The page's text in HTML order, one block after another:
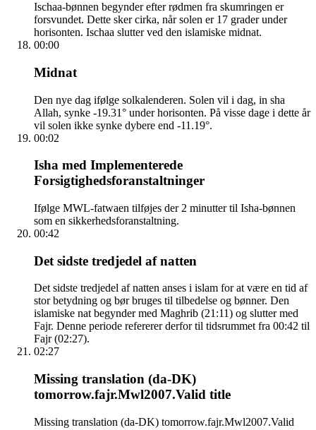
Ischaa-bønnen begynder efter rødmen fra skumringen er
forsvundet. Dette sker cirka, når solen er 17 grader under
horisonten. Ischaa slutter ved den islamiske midnat.
00:00
Midnat
Den nye dag ifølge solkalenderen. Solen vil i dag, in sha
Allah, synke -19.31° under horisonten. På visse dage i dette år
vil solen ikke synke dybere end -11.19°.
00:02
Isha med Implementerede
Forsigtighedsforanstaltninger
Ifølge MWL-fatwaen tilføjes der 2 minutter til Isha-bønnen
som en sikkerhedsforanstaltning.
00:42
Det sidste tredjedel af natten
Det sidste tredjedel af natten anses i islam for at være en tid af
stor betydning og bør bruges til tilbedelse og bønner. Den
islamiske nat begynder med Maghrib (21:11) og slutter med
Fajr. Denne periode refererer derfor til tidsrummet fra 00:42 til
Fajr (02:27).
02:27
Missing translation (da-DK)
tomorrow.fajr.Mwl2007.Valid title
Missing translation (da-DK) tomorrow.fajr.Mwl2007.Valid